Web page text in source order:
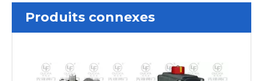
Produits connexes